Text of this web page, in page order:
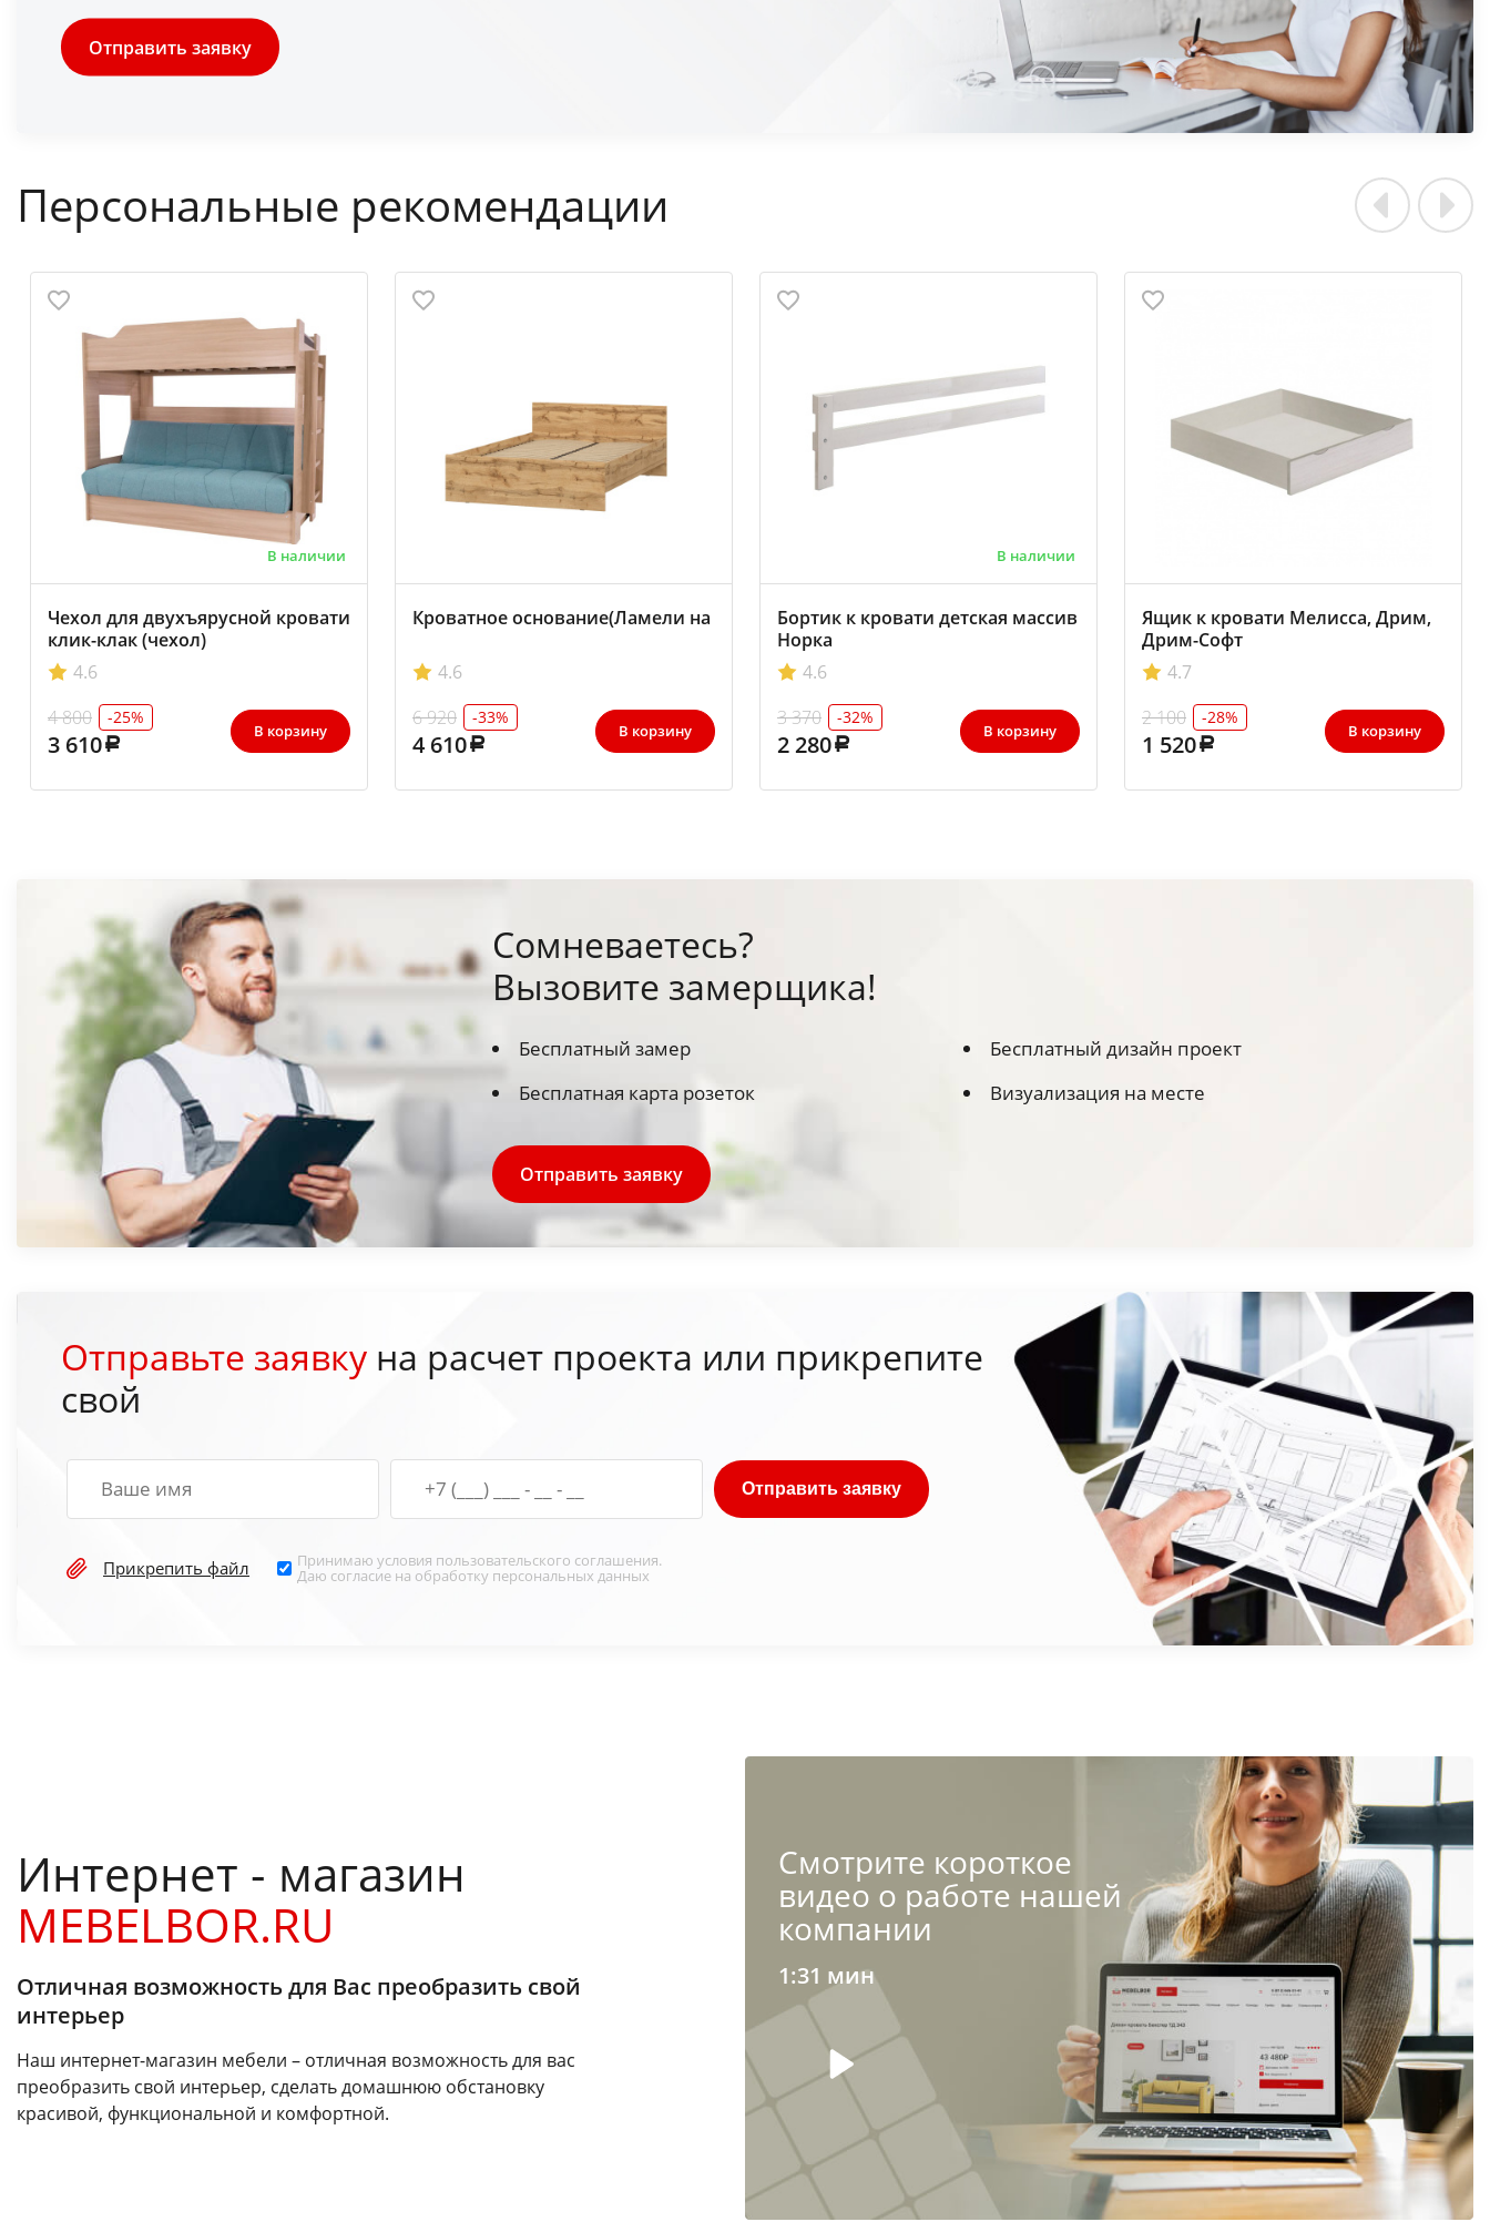
Отправить заявку
Персональные рекомендации
В наличии
Чехол для двухъярусной кровати
клик-клак (чехол)
4.6
4 800
-25%
3 610 В корзину
Кроватное основание(Ламели на ленте) 1600х2000
4.6
6 920
-33%
4 610 В корзину
В наличии
Бортик к кровати детская массив
Норка
4.6
3 370
-32%
2 280 В корзину
Ящик к кровати Мелисса, Дрим,
Дрим-Софт
4.7
2 100
-28%
1 520 В корзину
Сомневаетесь?
Вызовите замерщика!
Бесплатный замер
Бесплатный дизайн проект
Бесплатная карта розеток
Визуализация на месте
Отправить заявку
Отправьте заявку на расчет проекта или прикрепите
свой
Отправить заявку
Прикрепить файл Принимаю условия пользовательского соглашения.
Даю согласие на обработку персональных данных
Интернет - магазин
MEBELBOR.RU
Отличная возможность для Вас преобразить свой
интерьер
Наш интернет-магазин мебели – отличная возможность для вас
преобразить свой интерьер, сделать домашнюю обстановку
красивой, функциональной и комфортной.
Cмотрите короткое
видео о работе нашей
компании
1:31 мин